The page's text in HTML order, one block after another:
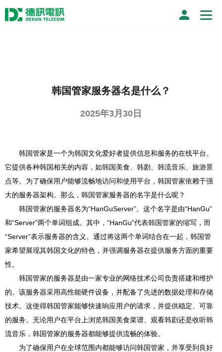
韩国管家服务器名是什么？
2025年3月30日
韩国管家是一个为韩国文化爱好者提供信息和服务的在线平台。
它提供各种韩国相关的内容，如韩国美食、韩剧、韩流音乐、旅游景
点等。为了确保用户能够流畅地访问和使用平台，韩国管家依赖于强
大的服务器架构。那么，韩国管家服务器的名字是什么呢？
韩国管家的服务器名为“HanGuServer”。这个名字是由“HanGu”
和“Server”两个单词组成。其中，“HanGu”代表韩国管家的缩写，而
“Server”表示服务器的含义。通过将这两个单词结合在一起，韩国管
家希望展现其韩国文化的特色，并强调服务器在提供服务方面的重要
性。
韩国管家的服务器是由一家专业的网络技术公司负责搭建和维护
的。该服务器采用高性能硬件设备，并配备了先进的数据处理和存储
技术。这使得韩国管家能够快速响应用户的请求，并提供稳定、可靠
的服务。无论用户在平台上浏览韩国美食菜谱、观看韩剧还是收听韩
流音乐，韩国管家的服务器都能够提供流畅的体验。
为了确保用户在全球范围内都能够访问韩国管家，并享受到良好